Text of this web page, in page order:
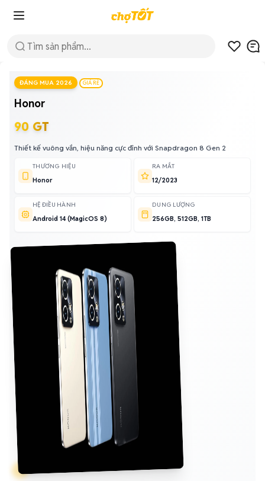
ĐÁNG MUA 2026 GIÁ RẺ
Honor
90 GT
Thiết kế vuông vắn, hiệu năng cực đỉnh với Snapdragon 8 Gen 2
THƯƠNG HIỆU
Honor
RA MẮT
12/2023
HỆ ĐIỀU HÀNH
Android 14 (MagicOS 8)
DUNG LƯỢNG
256GB, 512GB, 1TB